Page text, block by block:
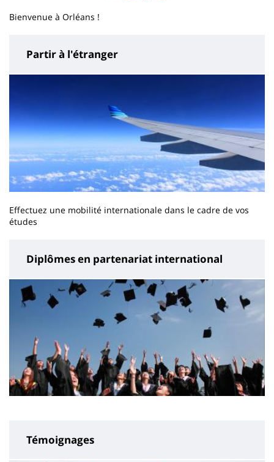
Bienvenue à Orléans !
Partir à l'étranger
Effectuez une mobilité internationale dans le cadre de vos
études
Diplômes en partenariat international
Témoignages